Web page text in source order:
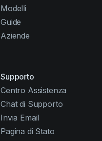
Modelli
Guide
Aziende
Supporto
Centro Assistenza
Chat di Supporto
Invia Email
Pagina di Stato